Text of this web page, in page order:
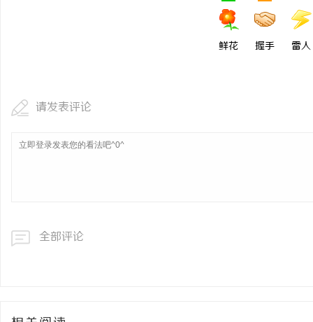
鲜花 握手 雷人
请发表评论
全部评论